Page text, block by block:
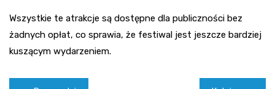
Wszystkie te atrakcje są dostępne dla publiczności bez
żadnych opłat, co sprawia, że festiwal jest jeszcze bardziej
kuszącym wydarzeniem.